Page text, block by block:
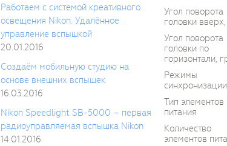
Работаем с системой креативного
освещения Nikon. Удалённое
управление вспышкой
20.01.2016
Создаём мобильную студию на
основе внешних вспышек
16.03.2016
Nikon Speedlight SB-5000 – первая
радиоуправляемая вспышка Nikon
14.01.2016
Угол поворота
головки
Угол поворота
головки по
горизонтали,
Режимы
синхронизации
Тип элементов
питания
Количество
элементов